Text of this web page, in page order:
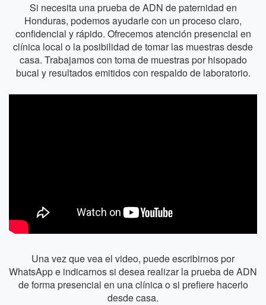
Si necesita una prueba de ADN de paternidad en
Honduras, podemos ayudarle con un proceso claro,
confidencial y rápido. Ofrecemos atención presencial en
clínica local o la posibilidad de tomar las muestras desde
casa. Trabajamos con toma de muestras por hisopado
bucal y resultados emitidos con respaldo de laboratorio.
Una vez que vea el video, puede escribirnos por
WhatsApp e indicarnos si desea realizar la prueba de ADN
de forma presencial en una clínica o si prefiere hacerlo
desde casa.